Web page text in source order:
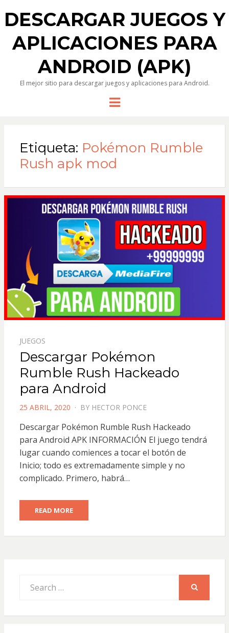
DESCARGAR JUEGOS Y
APLICACIONES PARA
ANDROID (APK)
El mejor sitio para descargar juegos y aplicaciones para Android.
Menu
Etiqueta: Pokémon Rumble
Rush apk mod
JUEGOS
Descargar Pokémon
Rumble Rush Hackeado
para Android
POSTED
25 ABRIL, 2020 BY HECTOR PONCE
Descargar Pokémon Rumble Rush Hackeado
para Android APK INFORMACIÓN El juego tendrá
lugar cuando comiences a tocar el botón de
Inicio; todo es extremadamente simple y no
complicado. Primero, habrá…
READ MORE
for: